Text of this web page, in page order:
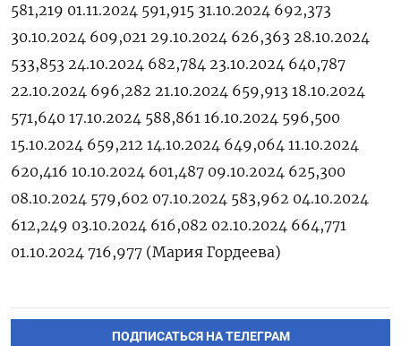
581,219 01.11.2024 591,915 31.10.2024 692,373
30.10.2024 609,021 29.10.2024 626,363 28.10.2024
533,853 24.10.2024 682,784 23.10.2024 640,787
22.10.2024 696,282 21.10.2024 659,913 18.10.2024
571,640 17.10.2024 588,861 16.10.2024 596,500
15.10.2024 659,212 14.10.2024 649,064 11.10.2024
620,416 10.10.2024 601,487 09.10.2024 625,300
08.10.2024 579,602 07.10.2024 583,962 04.10.2024
612,249 03.10.2024 616,082 02.10.2024 664,771
01.10.2024 716,977 (Мария Гордеева)
ПОДПИСАТЬСЯ НА ТЕЛЕГРАМ